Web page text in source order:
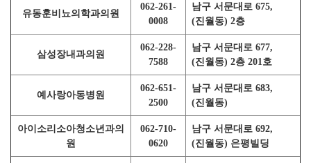
유동훈비뇨의학과의원
062-261-
0008
남구 서문대로 675,
(진월동) 2층
삼성장내과의원
062-228-
7588
남구 서문대로 677,
(진월동) 2층 201호
예사랑아동병원
062-651-
2500
남구 서문대로 683,
(진월동)
아이소리소아청소년과의
원
062-710-
0620
남구 서문대로 692,
(진월동) 은평빌딩